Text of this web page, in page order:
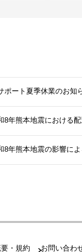
ポート夏季休業のお知
8年熊本地震における
8年熊本地震の影響に
・規約 お問い合わ